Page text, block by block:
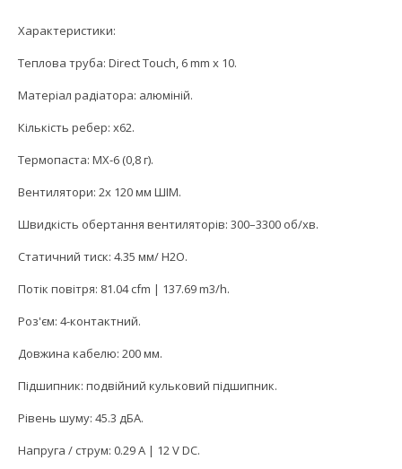
Характеристики:
Теплова труба: Direct Touch, 6 mm x 10.
Матеріал радіатора: алюміній.
Кількість ребер: x62.
Термопаста: MX-6 (0,8 г).
Вентилятори: 2x 120 мм ШІМ.
Швидкість обертання вентиляторів: 300–3300 об/хв.
Статичний тиск: 4.35 мм/ H2O.
Потік повітря: 81.04 cfm | 137.69 m3/h.
Роз'єм: 4-контактний.
Довжина кабелю: 200 мм.
Підшипник: подвійний кульковий підшипник.
Рівень шуму: 45.3 дБА.
Напруга / струм: 0.29 A | 12 V DC.